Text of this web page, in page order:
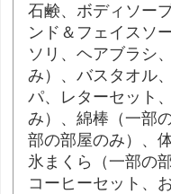
石鹸、ボディソー
ンド＆フェイスソ
ソリ、ヘアブラシ
み）、バスタオル
パ、レターセット
み）、綿棒（一部
部の部屋のみ）、
氷まくら（一部の
コーヒーセット、